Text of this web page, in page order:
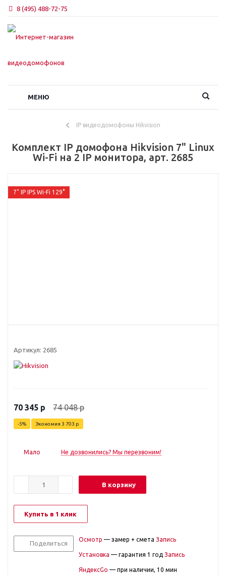
8 (495) 488-72-75
МЕНЮ
IP видеодомофоны Hikvision
Комплект IP домофона Hikvision 7" Linux
Wi-Fi на 2 IP монитора, арт. 2685
7" IP IPS Wi-Fi 129°
Артикул: 2685
70 345 р 74 048р
-5% Экономия 3 703 р
Мало Не дозвонились? Мы перезвоним!
В корзину
Купить в 1 клик
Поделиться
Осмотр — замер + смета Запись
Установка — гарантия 1 год Запись
ЯндексGo — при наличии, 10 мин